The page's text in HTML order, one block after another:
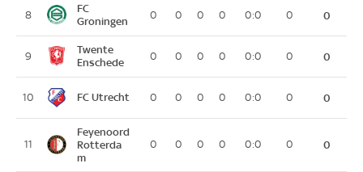
8
FC
Groningen
0 0 0 0 0:0 0 0
9
Twente
Enschede
0 0 0 0 0:0 0 0
10 FC Utrecht 0 0 0 0 0:0 0 0
11
Feyenoord
Rotterda
m
0 0 0 0 0:0 0 0